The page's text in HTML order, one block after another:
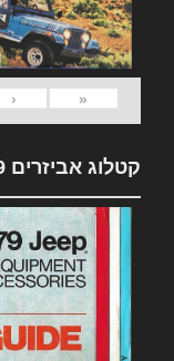
«
‹
קטלוג אביזרים 1979 Jeep